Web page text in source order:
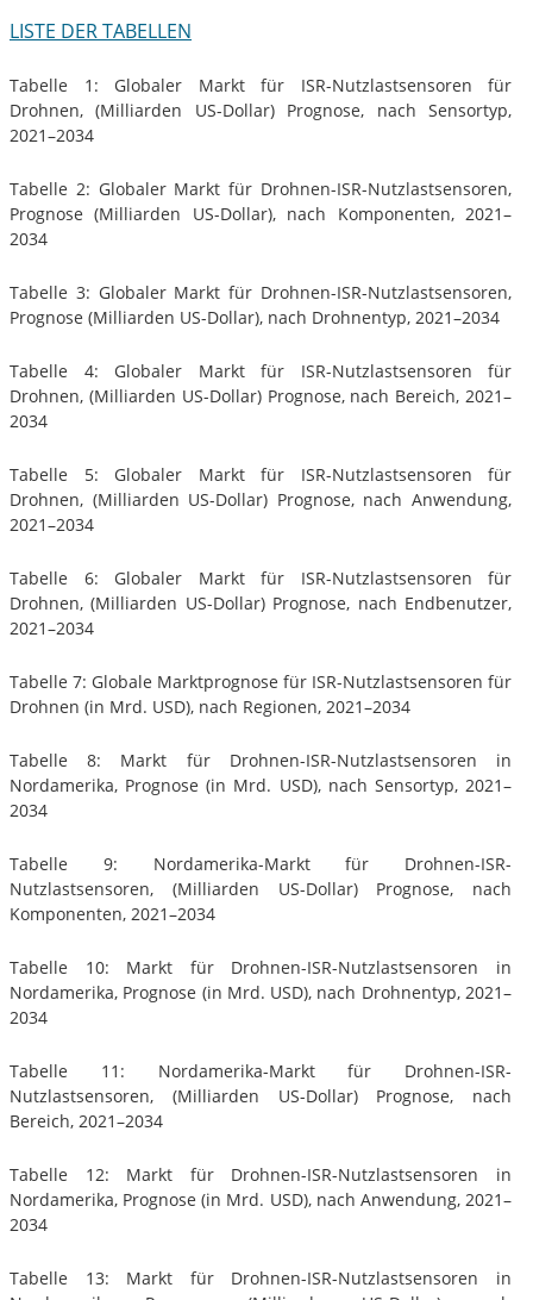
LISTE DER TABELLEN
Tabelle 1: Globaler Markt für ISR-Nutzlastsensoren für
Drohnen, (Milliarden US-Dollar) Prognose, nach Sensortyp,
2021–2034
Tabelle 2: Globaler Markt für Drohnen-ISR-Nutzlastsensoren,
Prognose (Milliarden US-Dollar), nach Komponenten, 2021–
2034
Tabelle 3: Globaler Markt für Drohnen-ISR-Nutzlastsensoren,
Prognose (Milliarden US-Dollar), nach Drohnentyp, 2021–2034
Tabelle 4: Globaler Markt für ISR-Nutzlastsensoren für
Drohnen, (Milliarden US-Dollar) Prognose, nach Bereich, 2021–
2034
Tabelle 5: Globaler Markt für ISR-Nutzlastsensoren für
Drohnen, (Milliarden US-Dollar) Prognose, nach Anwendung,
2021–2034
Tabelle 6: Globaler Markt für ISR-Nutzlastsensoren für
Drohnen, (Milliarden US-Dollar) Prognose, nach Endbenutzer,
2021–2034
Tabelle 7: Globale Marktprognose für ISR-Nutzlastsensoren für
Drohnen (in Mrd. USD), nach Regionen, 2021–2034
Tabelle 8: Markt für Drohnen-ISR-Nutzlastsensoren in
Nordamerika, Prognose (in Mrd. USD), nach Sensortyp, 2021–
2034
Tabelle 9: Nordamerika-Markt für Drohnen-ISR-
Nutzlastsensoren, (Milliarden US-Dollar) Prognose, nach
Komponenten, 2021–2034
Tabelle 10: Markt für Drohnen-ISR-Nutzlastsensoren in
Nordamerika, Prognose (in Mrd. USD), nach Drohnentyp, 2021–
2034
Tabelle 11: Nordamerika-Markt für Drohnen-ISR-
Nutzlastsensoren, (Milliarden US-Dollar) Prognose, nach
Bereich, 2021–2034
Tabelle 12: Markt für Drohnen-ISR-Nutzlastsensoren in
Nordamerika, Prognose (in Mrd. USD), nach Anwendung, 2021–
2034
Tabelle 13: Markt für Drohnen-ISR-Nutzlastsensoren in